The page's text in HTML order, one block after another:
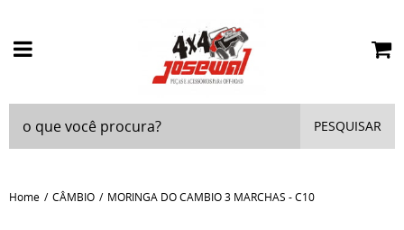
PESQUISAR
Home CÂMBIO MORINGA DO CAMBIO 3 MARCHAS - C10